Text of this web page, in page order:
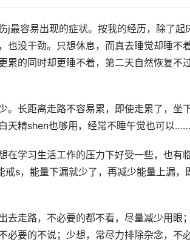
j最容易出现的症状。按我的经历，除了
也没干劲。只想休息，而真去睡觉却睡不
累的同时却更睡不着，第二天自然恢复不
。长距离走路不容易累，即使走累了，坐
天精shen也够用，经常不睡午觉也可以……
在学习生活工作的压力下好受一些，也有
戒s，能量下漏就少了，再减少能量上漏
去走路，不必要的都不看，尽量减少用眼
必要的不说；少想，常尽力排除杂念，不